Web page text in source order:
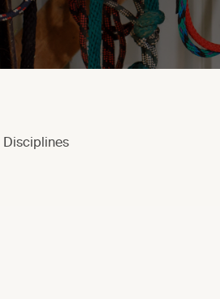
Disciplines